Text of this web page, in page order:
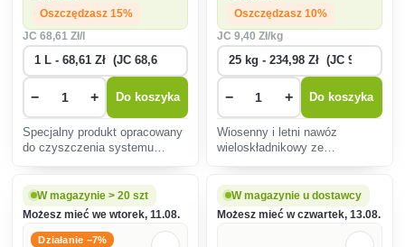
Oszczędzasz 15%
JC68,61 Zł/l
− + Do koszyka
Specjalny produkt opracowany
do czyszczenia systemu
Oszczędzasz 10%
JC 9,40 Zł/kg
− + Do koszyka
Wiosenny i letni nawóz
wieloskładnikowy ze
pokarmowe przez 4-6 tygodni.
W magazynie > 20 szt
Możesz mieć we wtorek, 11.08.
Działanie −7%
W magazynie u dostawcy
Możesz mieć w czwartek, 13.08.